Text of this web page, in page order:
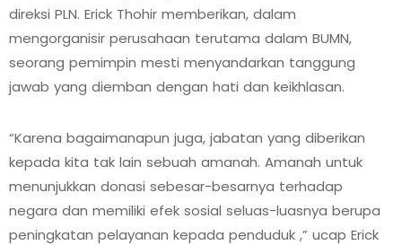
direksi PLN. Erick Thohir memberikan, dalam
mengorganisir perusahaan terutama dalam BUMN,
seorang pemimpin mesti menyandarkan tanggung
jawab yang diemban dengan hati dan keikhlasan.
“Karena bagaimanapun juga, jabatan yang diberikan
kepada kita tak lain sebuah amanah. Amanah untuk
menunjukkan donasi sebesar-besarnya terhadap
negara dan memiliki efek sosial seluas-luasnya berupa
peningkatan pelayanan kepada penduduk ,” ucap Erick